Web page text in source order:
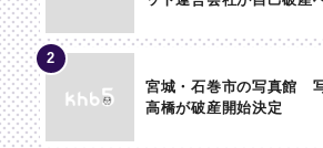
宮城・石巻市の写真館
高橋が破産開始決定